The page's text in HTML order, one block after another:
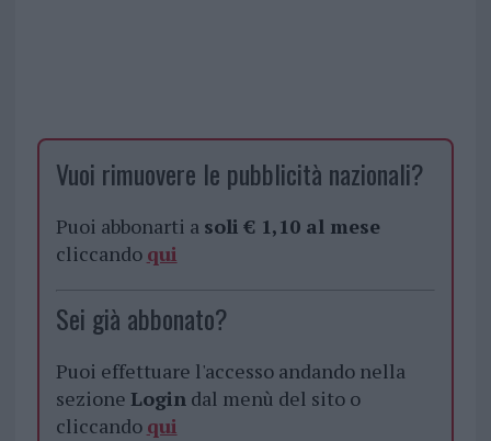
Vuoi rimuovere le pubblicità nazionali?
Puoi abbonarti a soli € 1,10 al mese
cliccando qui
Sei già abbonato?
Puoi effettuare l'accesso andando nella
sezione Logindal menù del sito o
cliccando qui